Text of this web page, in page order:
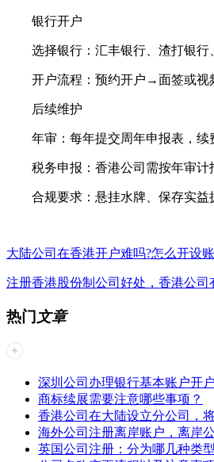
银行开户
选择银行：汇丰银行、渣打银行
开户流程：预约开户→面签或视
后续维护
年审：每年提交周年申报表，续
税务申报：香港公司需按年审计报
合规要求：悬挂水牌、保存实益
大陆公司在香港开户难吗?怎么开设
注册香港股份制公司好处，香港公司
热门 文章
深圳公司办理银行基本账户开
商标续展需要注意哪些事项？
香港公司在大陆设立分公司，
海外公司注册离岸账户，离岸
英国公司注册：分为哪几种类